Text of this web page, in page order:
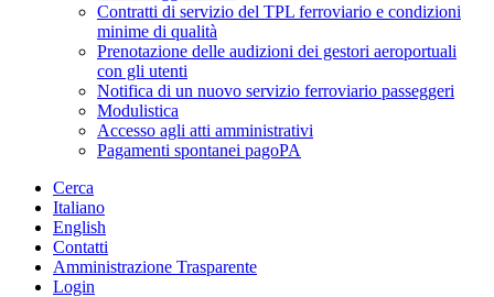
Contratti di servizio del TPL ferroviario e condizioni
minime di qualità
Prenotazione delle audizioni dei gestori aeroportuali
con gli utenti
Notifica di un nuovo servizio ferroviario passeggeri
Modulistica
Accesso agli atti amministrativi
Pagamenti spontanei pagoPA
Cerca
Italiano
English
Contatti
Amministrazione Trasparente
Login